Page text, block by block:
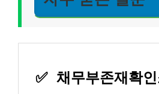
✅ 채무부존재확